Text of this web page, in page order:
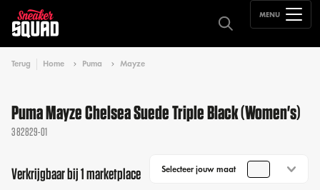
MENU
Terug Home Puma Mayze
Puma Mayze Chelsea Suede Triple Black (Women's)
382829-01
Verkrijgbaar bij 1 marketplace Selecteer jouw maat